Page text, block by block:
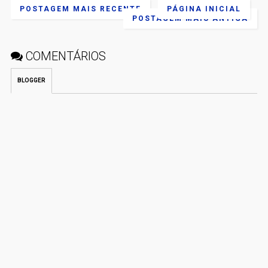
POSTAGEM MAIS RECENTE
POSTAGEM MAIS ANTIGA
PÁGINA INICIAL
COMENTÁRIOS
BLOGGER